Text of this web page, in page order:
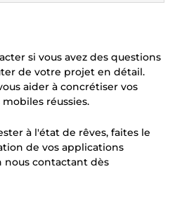
si vous avez des questions
de votre projet en détail.
aider à concrétiser vos
réussies.
à l'état de rêves, faites le
de vos applications
nous contactant dès